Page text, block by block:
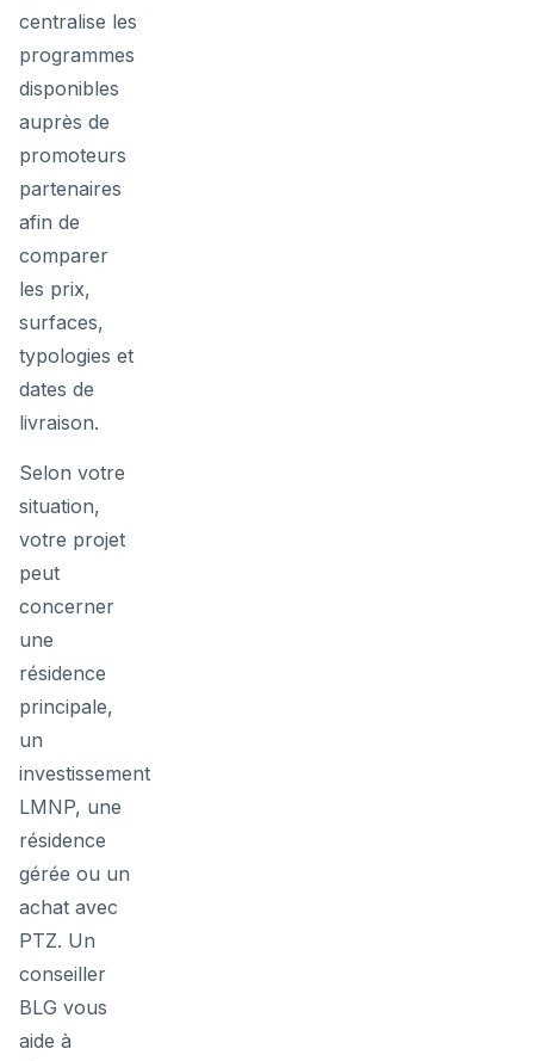
centralise les
programmes
disponibles
auprès de
promoteurs
partenaires
afin de
comparer
les prix,
surfaces,
typologies et
dates de
livraison.
Selon votre
situation,
votre projet
peut
concerner
une
résidence
principale,
un
investissement
LMNP, une
résidence
gérée ou un
achat avec
PTZ. Un
conseiller
BLG vous
aide à